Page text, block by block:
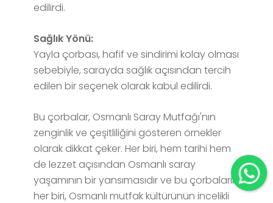
edilirdi.
Sağlık Yönü:
Yayla çorbası, hafif ve sindirimi kolay olması
sebebiyle, sarayda sağlık açısından tercih
edilen bir seçenek olarak kabul edilirdi.
Bu çorbalar, Osmanlı Saray Mutfağı'nın
zenginlik ve çeşitliliğini gösteren örnekler
olarak dikkat çeker. Her biri, hem tarihi hem
de lezzet açısından Osmanlı saray
yaşamının bir yansımasıdır ve bu çorbaların
her biri, Osmanlı mutfak kültürünün incelikli